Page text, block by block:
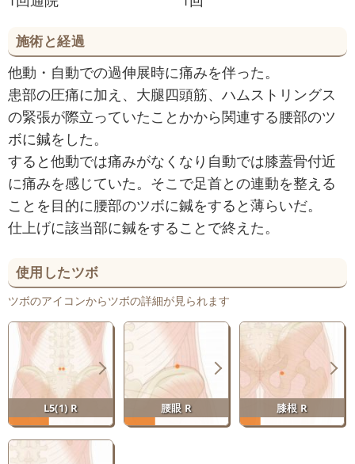
施術と経過
他動・自動での過伸展時に痛みを伴った。
患部の圧痛に加え、大腿四頭筋、ハムストリングス
の緊張が際立っていたことかから関連する腰部のツ
ボに鍼をした。
すると他動では痛みがなくなり自動では膝蓋骨付近
に痛みを感じていた。そこで足首との連動を整える
ことを目的に腰部のツボに鍼をすると薄らいだ。
仕上げに該当部に鍼をすることで終えた。
使用したツボ
ツボのアイコンからツボの詳細が見られます
L5(1) R 腰眼 R 膝根 R